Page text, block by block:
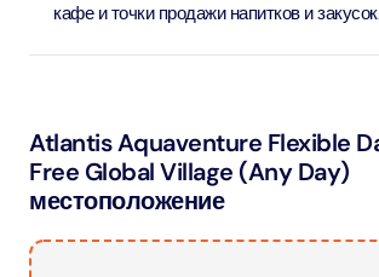
кафе и точки продажи напитков и закусок.
Atlantis Aquaventure Flexible
Free Global Village (Any Day)
местоположение